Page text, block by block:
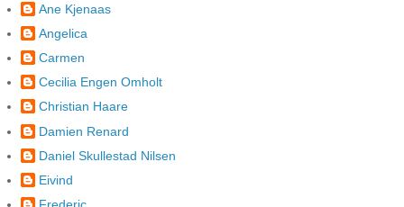
Ane Kjenaas
Angelica
Carmen
Cecilia Engen Omholt
Christian Haare
Damien Renard
Daniel Skullestad Nilsen
Eivind